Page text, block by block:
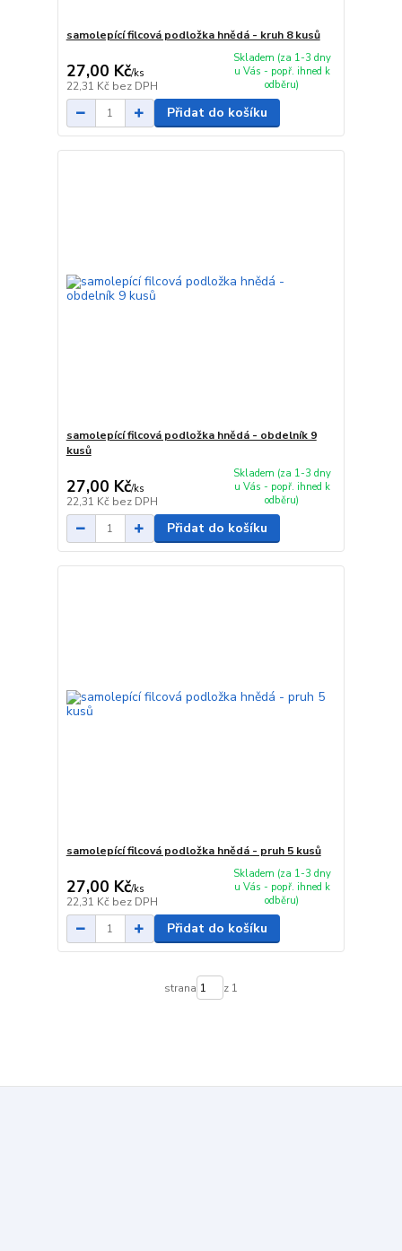
samolepící filcová podložka hnědá - kruh 8 kusů
27,00 Kč/ks
22,31 Kč bez DPH
Skladem (za 1-3 dny
u Vás - popř. ihned k
odběru)
Přidat do košíku
samolepící filcová podložka hnědá - obdelník 9
kusů
27,00 Kč/ks
22,31 Kč bez DPH
Skladem (za 1-3 dny
u Vás - popř. ihned k
odběru)
Přidat do košíku
samolepící filcová podložka hnědá - pruh 5 kusů
27,00 Kč/ks
22,31 Kč bez DPH
Skladem (za 1-3 dny
u Vás - popř. ihned k
odběru)
Přidat do košíku
strana z 1